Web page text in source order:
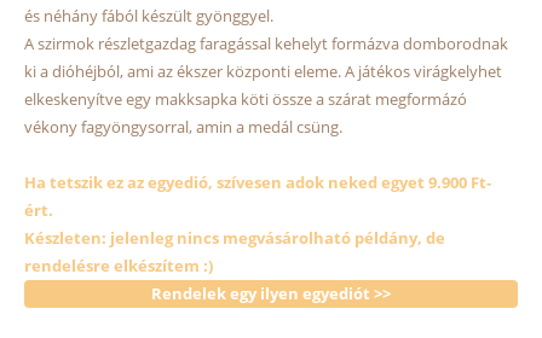
és néhány fából készült gyönggyel.
A szirmok részletgazdag faragással kehelyt formázva domborodnak
ki a dióhéjból, ami az ékszer központi eleme. A játékos virágkelyhet
elkeskenyítve egy makksapka köti össze a szárat megformázó
vékony fagyöngysorral, amin a medál csüng.
Ha tetszik ez az egyedió, szívesen adok neked egyet 9.900 Ft-
ért.
Készleten: jelenleg nincs megvásárolható példány, de
rendelésre elkészítem :)
Rendelek egy ilyen egyediót >>